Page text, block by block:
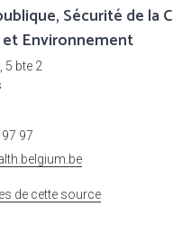
Sécurité de la
Environnement
5 bte 2
97
de cette source